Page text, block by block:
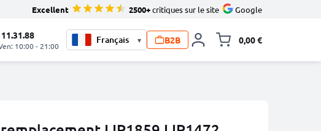
Excellent 2500+critiques sur le site Google
10:00 - 21:00
▾ B2B 0,00 €